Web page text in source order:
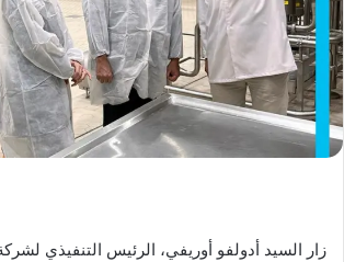
زار السيد أدولفو أوريفي، الرئيس التنفيذي